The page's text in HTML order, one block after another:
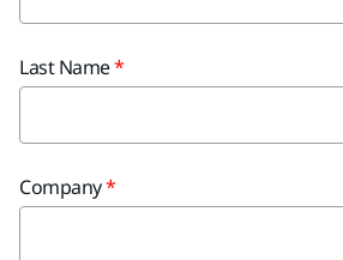
Last Name
Company